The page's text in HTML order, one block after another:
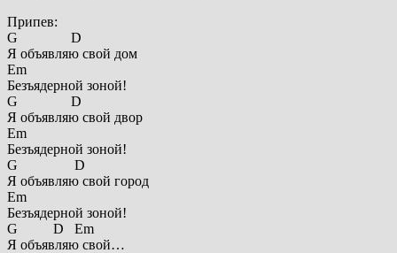
Припев:
G D
Я объявляю свой дом
Em
Безъядерной зоной!
G D
Я объявляю свой двор
Em
Безъядерной зоной!
G D
Я объявляю свой город
Em
Безъядерной зоной!
G D Em
Я объявляю свой…